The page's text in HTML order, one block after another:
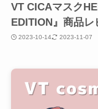
VT CICAマスク
EDITION』商品レ
2023-10-14 2023-11-07